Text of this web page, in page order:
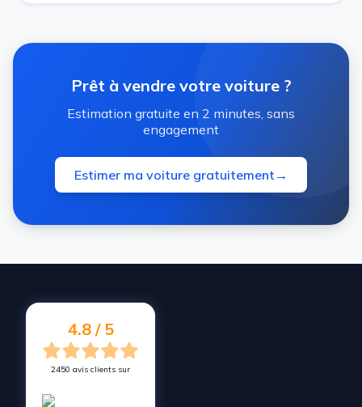
Prêt à vendre votre voiture ?
Estimation gratuite en 2 minutes, sans
engagement
Estimer ma voiture gratuitement →
4.8 / 5
2450 avis clients sur